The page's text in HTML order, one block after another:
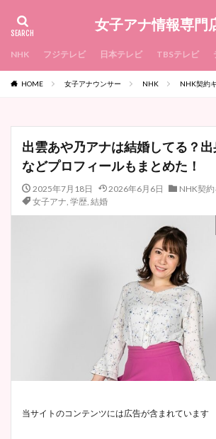
女子アナ情報専門
NHK フジテレビ 日本テレビ TBSテレビ
HOME 女子アナウンサー NHK NHK契約
出雲あや乃アナは結婚してる？
などプロフィールもまとめた！
2025年7月18日 2026年6月6日
NHK契
女子アナ, 学歴, 結婚
当サイトのコンテンツには広告が含まれています